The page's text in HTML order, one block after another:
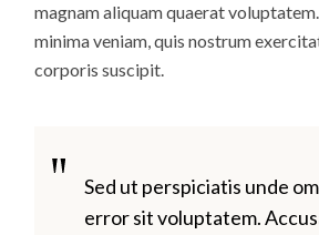
magnam aliquam quaerat
minima veniam, quis nostrum
corporis suscipit.
Sed ut perspiciatis unde
error sit voluptatem.